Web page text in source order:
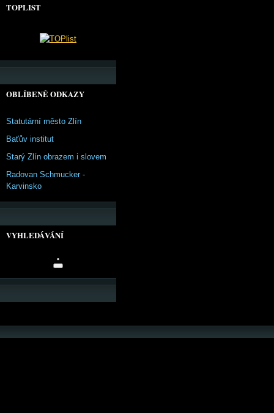
TOPLIST
OBLÍBENÉ ODKAZY
Statutární město Zlín
Baťův institut
Starý Zlín obrazem i slovem
Radovan Schmucker -
Karvinsko
VYHLEDÁVÁNÍ